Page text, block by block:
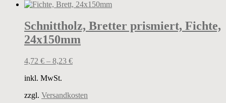
Schnittholz, Bretter prismiert, Fichte,
24x150mm
4,72 € – 8,23 €
inkl. MwSt.
zzgl. Versandkosten